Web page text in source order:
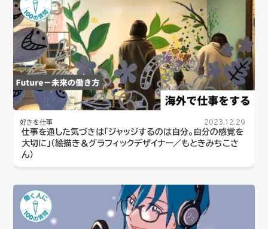
好きを仕事 2023.12.29
仕事を通した気づきは「ジャッジするのは自分。自分の感覚を
大切に」（絵描き＆グラフィックデザイナー／もときみちこさ
ん）